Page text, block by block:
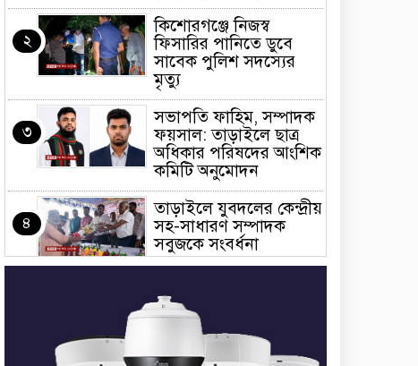
২
কিশোরগঞ্জে নিজস্ব
ফিসারির পানিতে ডুবে
সাবেক পুলিশ সদস্যের
মৃত্যু
৩
সভাপতি ফাহিম, সম্পাদক
ফয়সাল: তাড়াইলে ছাত্র
অধিকার পরিষদের আংশিক
কমিটি অনুমোদন
৪
তাড়াইলে যুবদলের কেন্দ্রীয়
সহ-সাধারণ সম্পাদক
সবুজকে সংবর্ধনা
নিয়োগ, ২ জনের পদোন্নতি
শেখ হাসিনার সঙ্গে